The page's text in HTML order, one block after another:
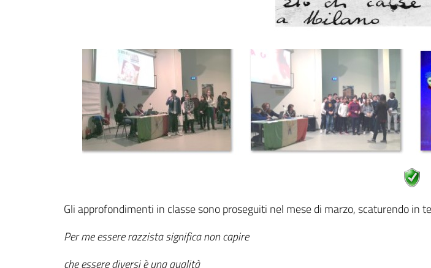
Gli approfondimenti in classe sono proseguiti nel mese di marzo, scaturendo in
Per me essere razzista significa non capire
che essere diversi è una qualità